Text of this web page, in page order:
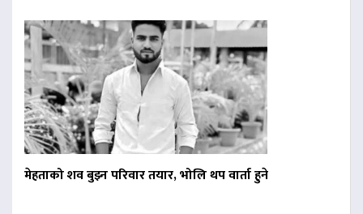
मेहताको शव बुझ्न परिवार तयार, भोलि थप वार्ता हुने